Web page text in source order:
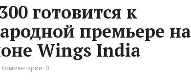
готовится к
премьере на
Wings India
Комментарии: 0